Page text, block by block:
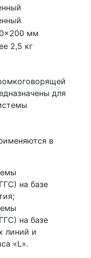
мм
2,5 кг
для
в
на базе
на базе
линий и
«L».